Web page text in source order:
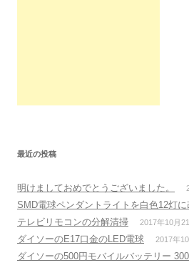
最近の投稿
明けましておめでとうございました。
SMD電球ペンダントライトを白色12灯に
テレビリモコンの分解清掃 2017年10月
ダイソーのE17口金のLED電球 2017年
ダイソーの500円モバイルバッテリー